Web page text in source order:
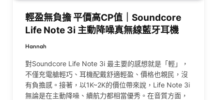
輕盈無負擔 平價高CP值｜Soundcore
Life Note 3i 主動降噪真無線藍牙耳機
Hannah
對Soundcore Life Note 3i 最主要的感想就是「輕」，
不僅充電艙輕巧、耳機配戴舒適輕盈、價格也親民，沒
有負擔感。接著，以1K~2K的價位帶來說，Life Note 3i
無論是在主動降噪、續航力都相當優秀。在音質方面，